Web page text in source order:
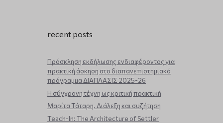
recent posts
Πρόσκληση εκδήλωσης ενδιαφέροντος για
πρακτική άσκηση στο διαπανεπιστημιακό
πρόγραμμα ΔΙΑΠΛΑΣΙΣ 2025-26
Η σύγχρονη τέχνη ως κριτική πρακτική
Μαρίτα Τάταρη. Διάλεξη και συζήτηση
Teach-In: The Architecture of Settler